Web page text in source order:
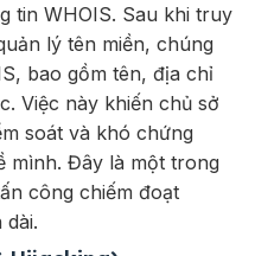
tin WHOIS. Sau khi truy
lý tên miền, chúng
bao gồm tên, địa chỉ
Việc này khiến chủ sở
soát và khó chứng
mình. Đây là một trong
công chiếm đoạt